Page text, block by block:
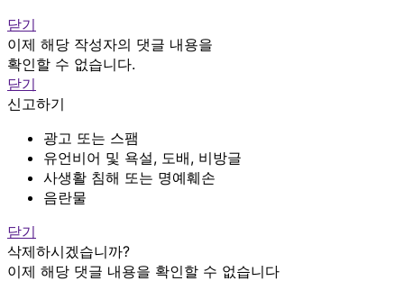
닫기
이제 해당 작성자의 댓글 내용을
확인할 수 없습니다.
닫기
신고하기
광고 또는 스팸
유언비어 및 욕설, 도배, 비방글
사생활 침해 또는 명예훼손
음란물
닫기
삭제하시겠습니까?
이제 해당 댓글 내용을 확인할 수 없습니다